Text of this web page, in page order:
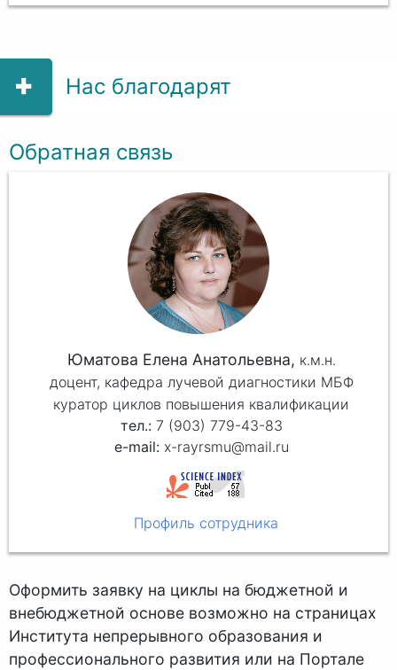
Нас благодарят
Обратная связь
Юматова Елена Анатольевна, к.м.н.
доцент, кафедра лучевой диагностики МБФ
куратор циклов повышения квалификации
7 (903) 779-43-83
x-rayrsmu@mail.ru
Профиль сотрудника
Оформить заявку на циклы на бюджетной и
внебюджетной основе возможно на страницах
Института непрерывного образования и
профессионального развития или на Портале